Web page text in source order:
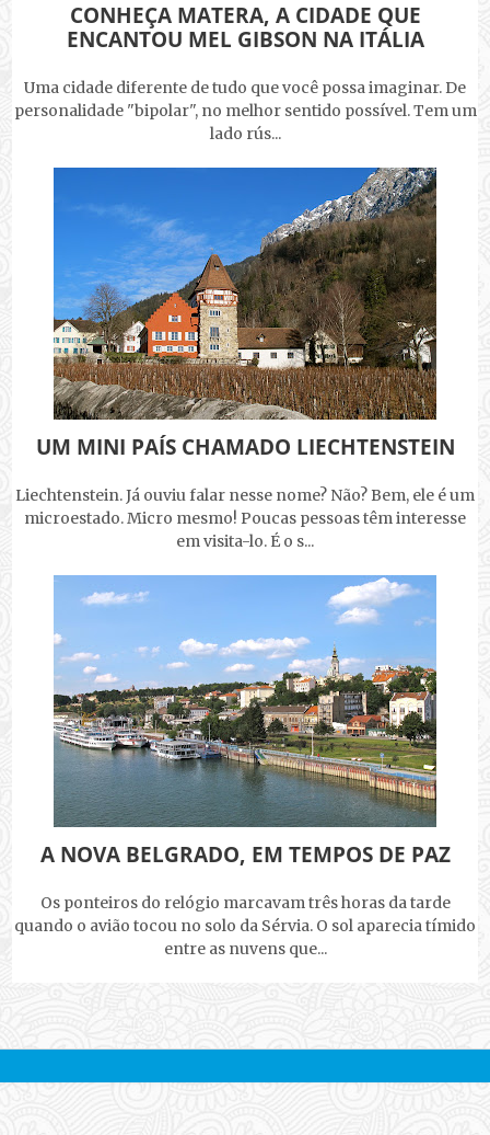
CONHEÇA MATERA, A CIDADE QUE
ENCANTOU MEL GIBSON NA ITÁLIA
Uma cidade diferente de tudo que você possa imaginar. De
personalidade "bipolar", no melhor sentido possível. Tem um
lado rús...
UM MINI PAÍS CHAMADO LIECHTENSTEIN
Liechtenstein. Já ouviu falar nesse nome? Não? Bem, ele é um
microestado. Micro mesmo! Poucas pessoas têm interesse
em visita-lo. É o s...
A NOVA BELGRADO, EM TEMPOS DE PAZ
Os ponteiros do relógio marcavam três horas da tarde
quando o avião tocou no solo da Sérvia. O sol aparecia tímido
entre as nuvens que...